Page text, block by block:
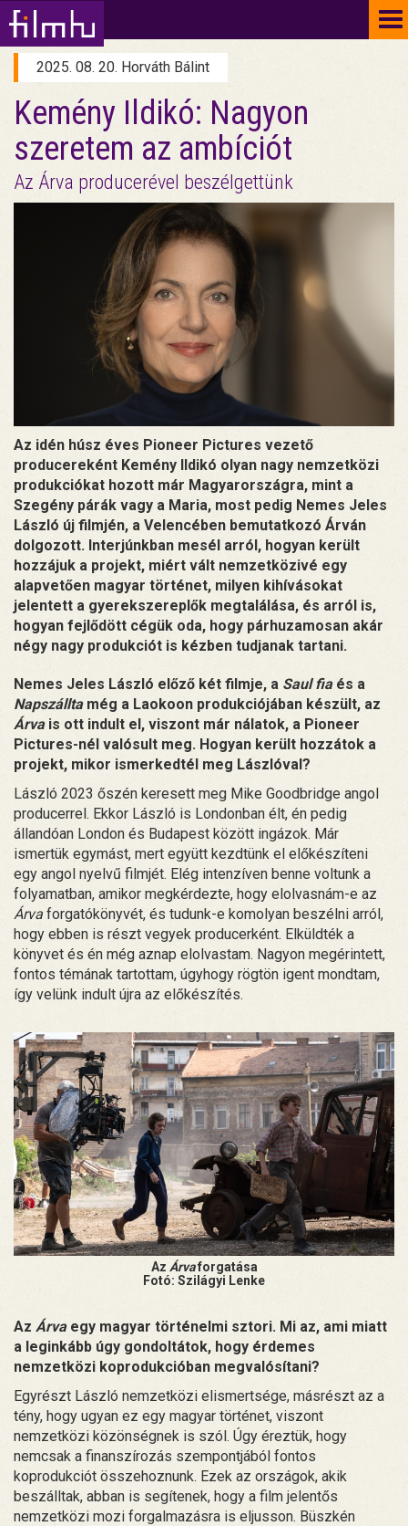
2025. 08. 20. Horváth Bálint
Kemény Ildikó: Nagyon
szeretem az ambíciót
Az Árva producerével beszélgettünk
Az idén húsz éves Pioneer Pictures vezető
producereként Kemény Ildikó olyan nagy nemzetközi
produkciókat hozott már Magyarországra, mint a
Szegény párák vagy a Maria, most pedig Nemes Jeles
László új filmjén, a Velencében bemutatkozó Árván
dolgozott. Interjúnkban mesél arról, hogyan került
hozzájuk a projekt, miért vált nemzetközivé egy
alapvetően magyar történet, milyen kihívásokat
jelentett a gyerekszereplők megtalálása, és arról is,
hogyan fejlődött cégük oda, hogy párhuzamosan akár
négy nagy produkciót is kézben tudjanak tartani.
Nemes Jeles László előző két filmje, a Saul fiaés a
Napszálltamég a Laokoon produkciójában készült, az
Árvais ott indult el, viszont már nálatok, a Pioneer
Pictures-nél valósult meg. Hogyan került hozzátok a
projekt, mikor ismerkedtél meg Lászlóval?
László 2023 őszén keresett meg Mike Goodbridge angol
producerrel. Ekkor László is Londonban élt, én pedig
állandóan London és Budapest között ingázok. Már
ismertük egymást, mert együtt kezdtünk el előkészíteni
egy angol nyelvű filmjét. Elég intenzíven benne voltunk a
folyamatban, amikor megkérdezte, hogy elolvasnám-e az
Árva forgatókönyvét, és tudunk-e komolyan beszélni arról,
hogy ebben is részt vegyek producerként. Elküldték a
könyvet és én még aznap elolvastam. Nagyon megérintett,
fontos témának tartottam, úgyhogy rögtön igent mondtam,
így velünk indult újra az előkészítés.
Az Árvaforgatása
Fotó: Szilágyi Lenke
Az Árvaegy magyar történelmi sztori. Mi az, ami miatt
a leginkább úgy gondoltátok, hogy érdemes
nemzetközi koprodukcióban megvalósítani?
Egyrészt László nemzetközi elismertsége, másrészt az a
tény, hogy ugyan ez egy magyar történet, viszont
nemzetközi közönségnek is szól. Úgy éreztük, hogy
nemcsak a finanszírozás szempontjából fontos
koprodukciót összehoznunk. Ezek az országok, akik
beszálltak, abban is segítenek, hogy a film jelentős
nemzetközi mozi forgalmazásra is eljusson. Büszkén